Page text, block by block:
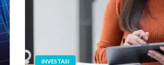
INVESTASI